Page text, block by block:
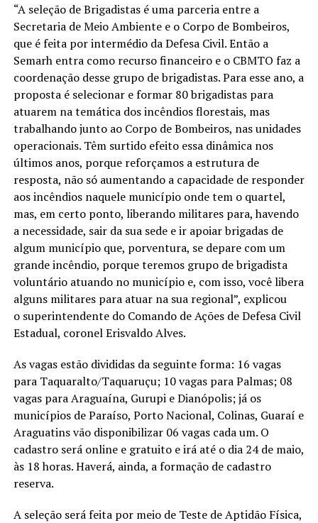
“A seleção de Brigadistas é uma parceria entre a
Secretaria de Meio Ambiente e o Corpo de Bombeiros,
que é feita por intermédio da Defesa Civil. Então a
Semarh entra como recurso financeiro e o CBMTO faz a
coordenação desse grupo de brigadistas. Para esse ano, a
proposta é selecionar e formar 80 brigadistas para
atuarem na temática dos incêndios florestais, mas
trabalhando junto ao Corpo de Bombeiros, nas unidades
operacionais. Têm surtido efeito essa dinâmica nos
últimos anos, porque reforçamos a estrutura de
resposta, não só aumentando a capacidade de responder
aos incêndios naquele município onde tem o quartel,
mas, em certo ponto, liberando militares para, havendo
a necessidade, sair da sua sede e ir apoiar brigadas de
algum município que, porventura, se depare com um
grande incêndio, porque teremos grupo de brigadista
voluntário atuando no município e, com isso, você libera
alguns militares para atuar na sua regional”, explicou
o superintendente do Comando de Ações de Defesa Civil
Estadual, coronel Erisvaldo Alves.
As vagas estão divididas da seguinte forma: 16 vagas
para Taquaralto/Taquaruçu; 10 vagas para Palmas; 08
vagas para Araguaína, Gurupi e Dianópolis; já os
municípios de Paraíso, Porto Nacional, Colinas, Guaraí e
Araguatins vão disponibilizar 06 vagas cada um. O
cadastro será online e gratuito e irá até o dia 24 de maio,
às 18 horas. Haverá, ainda, a formação de cadastro
reserva.
A seleção será feita por meio de Teste de Aptidão Física,